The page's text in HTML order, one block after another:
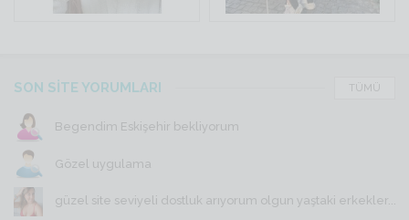
SON SİTE YORUMLARI TÜMÜ
Begendim Eskişehir bekliyorum
Gözel uygulama
güzel site seviyeli dostluk arıyorum olgun yaştaki erkekler...